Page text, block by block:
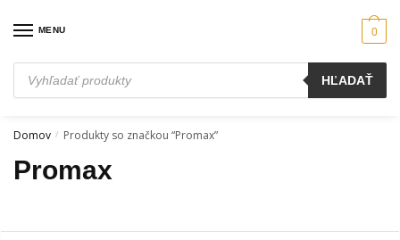
MENU
Products
search
HĽADAŤ
0
Domov / Produkty so značkou “Promax”
Promax